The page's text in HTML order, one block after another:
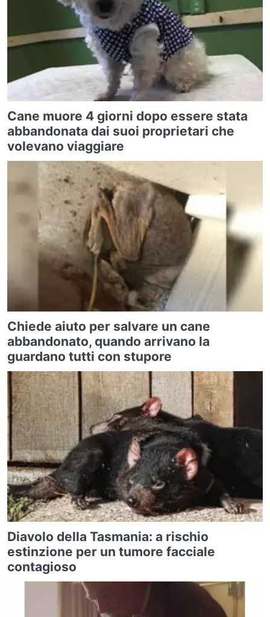
Cane muore 4 giorni dopo essere stata
abbandonata dai suoi proprietari che
volevano viaggiare
Chiede aiuto per salvare un cane
abbandonato, quando arrivano la
guardano tutti con stupore
Diavolo della Tasmania: a rischio
estinzione per un tumore facciale
contagioso